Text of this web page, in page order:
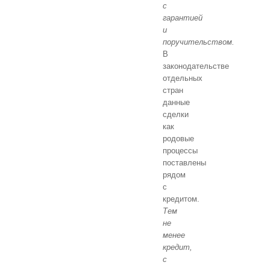
с
гарантией
и
поручительством.
В
законодательстве
отдельных
стран
данные
сделки
как
родовые
процессы
поставлены
рядом
с
кредитом.
Тем
не
менее
кредит,
с